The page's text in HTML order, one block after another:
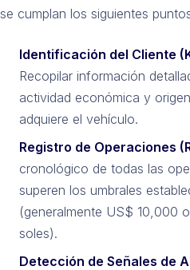
se cumplan los siguientes
Identificación del Cliente
Recopilar información
actividad económica y
adquiere el vehículo.
Registro de Operaciones
cronológico de todas las
superen los umbrales
(generalmente US$ 10,000
soles).
Detección de Señales de